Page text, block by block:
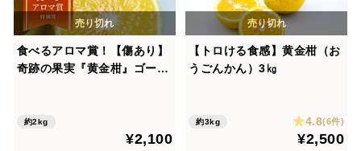
食べるアロマ賞！【傷あり】
奇跡の果実『黄金柑』ゴール
仲屋 海瀬農園
約2kg
¥2,100
【トロける食感】黄金柑（お
うごんかん）3㎏
約3kg 4.8(6件)
¥2,500